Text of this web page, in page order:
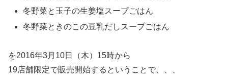
冬野菜と玉子の生姜塩スープごはん
冬野菜ときのこの豆乳だしスープごはん
を2016年3月10日（木）15時から
19店舗限定で販売開始するということで、、、